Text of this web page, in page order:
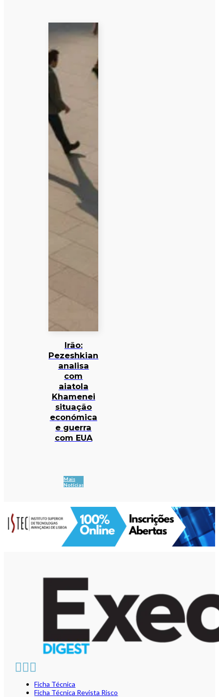
Irão:
Pezeshkian
analisa
com
aiatola
Khamenei
situação
económica
e guerra
com EUA
Mais
Notícias
Ficha Técnica
Ficha Técnica Revista Risco